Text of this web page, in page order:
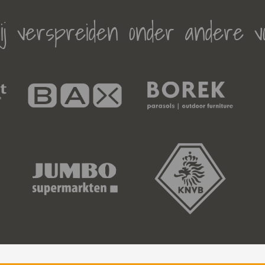
verspreiden onder andere